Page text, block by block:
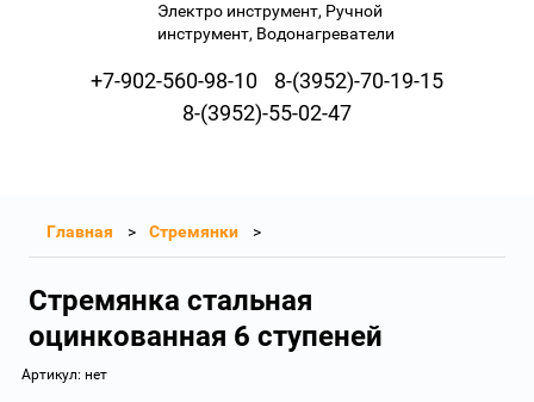
Электро инструмент, Ручной
инструмент, Водонагреватели
+7-902-560-98-10
8-(3952)-70-19-15
8-(3952)-55-02-47
Главная Стремянки
Стремянка стальная
оцинкованная 6 ступеней
Артикул: нет